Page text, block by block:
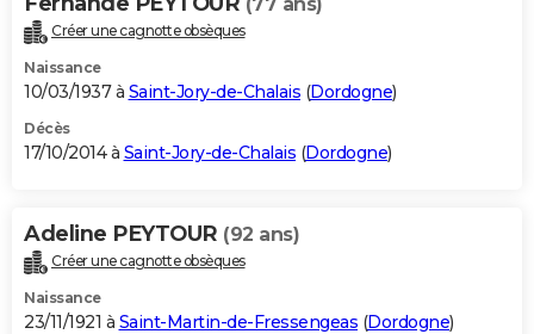
Créer une cagnotte obsèques
Naissance
10/03/1937 à Saint-Jory-de-Chalais (Dordogne)
Décès
17/10/2014 à Saint-Jory-de-Chalais (Dordogne)
Adeline PEYTOUR (92 ans)
Créer une cagnotte obsèques
Naissance
23/11/1921 à Saint-Martin-de-Fressengeas (Dordogne)